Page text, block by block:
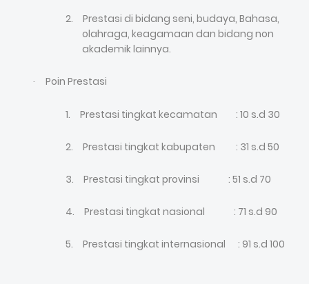
2.
Prestasi di bidang seni, budaya, Bahasa,
olahraga, keagamaan dan bidang non
akademik lainnya.
· Poin Prestasi
1. Prestasi tingkat kecamatan : 10 s.d 30
2. Prestasi tingkat kabupaten : 31 s.d 50
3. Prestasi tingkat provinsi : 51 s.d 70
4. Prestasi tingkat nasional : 71 s.d 90
5. Prestasi tingkat internasional : 91 s.d 100